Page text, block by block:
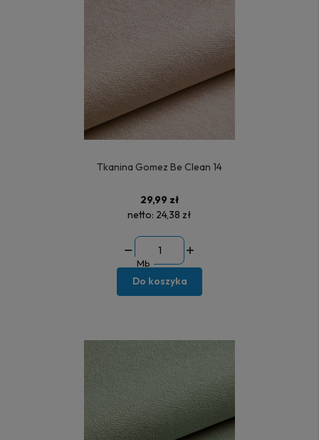
Tkanina Gomez Be Clean 14
29,99 zł
netto: 24,38 zł
Mb
Do koszyka